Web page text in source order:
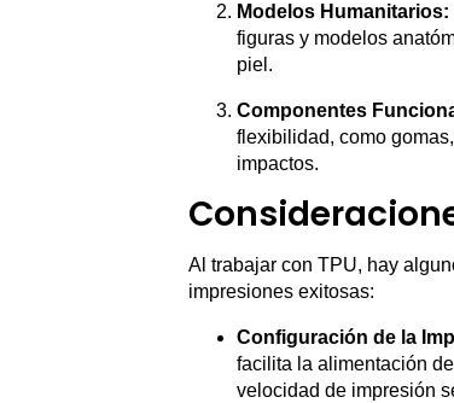
Modelos Humanitarios:
figuras y modelos
piel.
Componentes
flexibilidad, como
impactos.
Al trabajar con TPU, hay
impresiones exitosas:
Configuración de la
facilita la alimentación
velocidad de impresión